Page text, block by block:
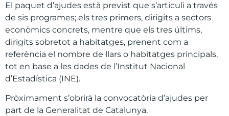
El paquet d’ajudes està previst que s’articuli a través
de sis programes; els tres primers, dirigits a sectors
econòmics concrets, mentre que els tres últims,
dirigits sobretot a habitatges, prenent com a
referència el nombre de llars o habitatges principals,
tot en base a les dades de l’Institut Nacional
d’Estadística (INE).
Pròximament s’obrirà la convocatòria d’ajudes per
part de la Generalitat de Catalunya.